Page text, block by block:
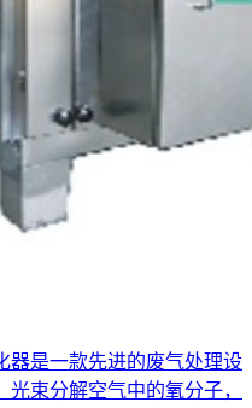
器是一款先进的废气处理设
束分解空气中的氧分子，